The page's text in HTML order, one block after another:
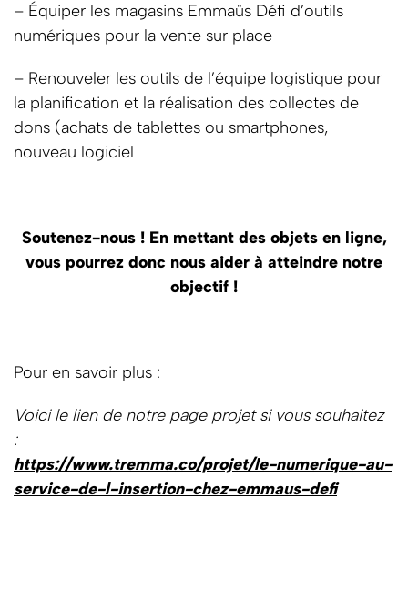
– Équiper les magasins Emmaüs Défi d’outils
numériques pour la vente sur place
– Renouveler les outils de l’équipe logistique pour
la planification et la réalisation des collectes de
dons (achats de tablettes ou smartphones,
nouveau logiciel
Soutenez-nous ! En mettant des objets en ligne,
vous pourrez donc nous aider à atteindre notre
objectif !
Pour en savoir plus :
Voici le lien de notre page projet si vous souhaitez
:
https://www.tremma.co/projet/le-numerique-au-
service-de-l-insertion-chez-emmaus-defi